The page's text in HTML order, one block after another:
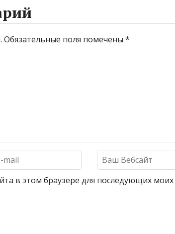
Обязательные поля помечены *
в этом браузере для последующих моих